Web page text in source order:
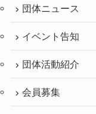
団体ニュース
イベント告知
団体活動紹介
会員募集